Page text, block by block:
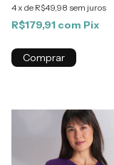
4x de R$49,98 sem juros
R$179,91 com Pix
Comprar